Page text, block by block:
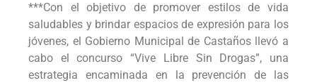
***Con el objetivo de promover estilos de vida
saludables y brindar espacios de expresión para los
jóvenes, el Gobierno Municipal de Castaños llevó a
cabo el concurso “Vive Libre Sin Drogas”, una
estrategia encaminada en la prevención de las